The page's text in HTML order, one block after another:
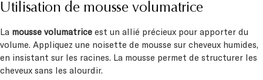
Utilisation de mousse volumatrice
La mousse volumatrice est un allié précieux pour apporter du
volume. Appliquez une noisette de mousse sur cheveux humides,
en insistant sur les racines. La mousse permet de structurer les
cheveux sans les alourdir.